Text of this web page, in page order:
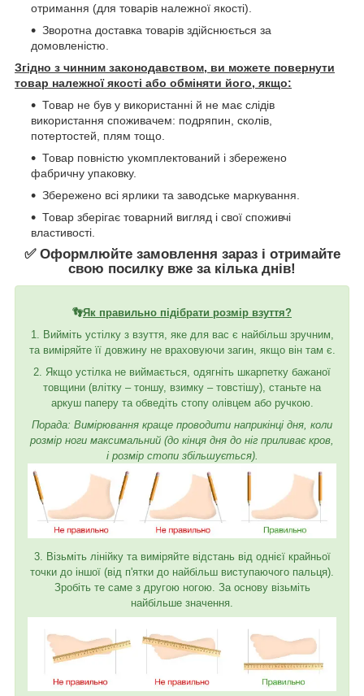
отримання (для товарів належної якості).
Зворотна доставка товарів здійснюється за
домовленістю.
Згідно з чинним законодавством, ви можете повернути
товар належної якості або обміняти його, якщо:
Товар не був у використанні й не має слідів
використання споживачем: подряпин, сколів,
потертостей, плям тощо.
Товар повністю укомплектований і збережено
фабричну упаковку.
Збережено всі ярлики та заводське маркування.
Товар зберігає товарний вигляд і свої споживчі
властивості.
✅ Оформлюйте замовлення зараз і отримайте
свою посилку вже за кілька днів!
👣Як правильно підібрати розмір взуття?
1. Вийміть устілку з взуття, яке для вас є найбільш зручним,
та виміряйте її довжину не враховуючи загин, якщо він там є.
2. Якщо устілка не виймається, одягніть шкарпетку бажаної
товщини (влітку – тоншу, взимку – товстішу), станьте на
аркуш паперу та обведіть стопу олівцем або ручкою.
Порада: Вимірювання краще проводити наприкінці дня, коли
розмір ноги максимальний (до кінця дня до ніг приливає кров,
і розмір стопи збільшується).
3. Візьміть лінійку та виміряйте відстань від однієї крайньої
точки до іншої (від п'ятки до найбільш виступаючого пальця).
Зробіть те саме з другою ногою. За основу візьміть
найбільше значення.